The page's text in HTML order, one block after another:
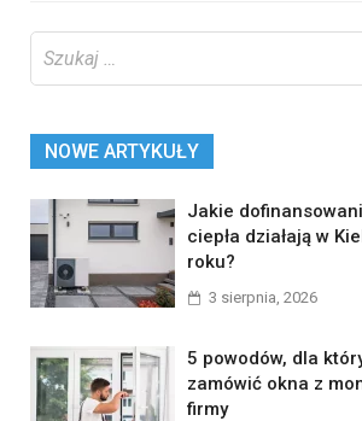
NOWE ARTYKUŁY
Jakie
ciepła działają w
roku?
3 sierpnia, 2026
5 powodów, dla
zamówić okna z
firmy